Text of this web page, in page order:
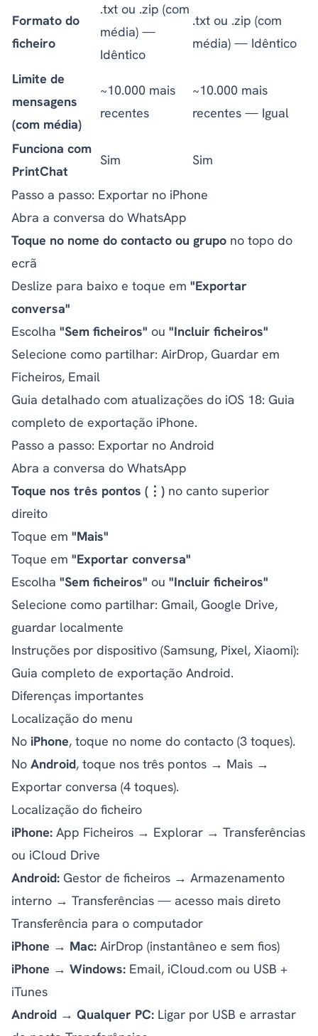
Formato do
ficheiro
.txt ou .zip (com
média) —
Idêntico
.txt ou .zip (com
média) — Idêntico
Limite de
mensagens
(com média)
~10.000 mais
recentes
~10.000 mais
recentes — Igual
Funciona com
PrintChat
Sim Sim
Passo a passo: Exportar no iPhone
Abra a conversa do WhatsApp
Toque no nome do contacto ou grupo no topo do
ecrã
Deslize para baixo e toque em "Exportar
conversa"
Escolha "Sem ficheiros" ou "Incluir ficheiros"
Selecione como partilhar: AirDrop, Guardar em
Ficheiros, Email
Guia detalhado com atualizações do iOS 18: Guia
completo de exportação iPhone.
Passo a passo: Exportar no Android
Abra a conversa do WhatsApp
Toque nos três pontos (⋮) no canto superior
direito
Toque em "Mais"
Toque em "Exportar conversa"
Escolha "Sem ficheiros" ou "Incluir ficheiros"
Selecione como partilhar: Gmail, Google Drive,
guardar localmente
Instruções por dispositivo (Samsung, Pixel, Xiaomi):
Guia completo de exportação Android.
Diferenças importantes
Localização do menu
No iPhone, toque no nome do contacto (3 toques).
No Android, toque nos três pontos → Mais →
Exportar conversa (4 toques).
Localização do ficheiro
iPhone: App Ficheiros → Explorar → Transferências
ou iCloud Drive
Android: Gestor de ficheiros → Armazenamento
interno → Transferências — acesso mais direto
Transferência para o computador
iPhone → Mac: AirDrop (instantâneo e sem fios)
iPhone → Windows: Email, iCloud.com ou USB +
iTunes
Android → Qualquer PC: Ligar por USB e arrastar